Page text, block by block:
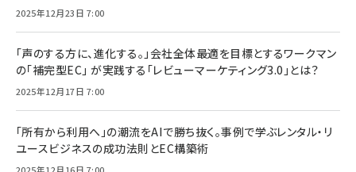
2025年12月23日 7:00
「声のする方に、進化する。」会社全体最適を目標とするワークマン
の「補完型EC」 が実践する「レビューマーケティング3.0」とは？
2025年12月17日 7:00
「所有から利用へ」の潮流をAIで勝ち抜く。事例で学ぶレンタル・リ
ユースビジネスの成功法則とEC構築術
2025年12月16日 7:00